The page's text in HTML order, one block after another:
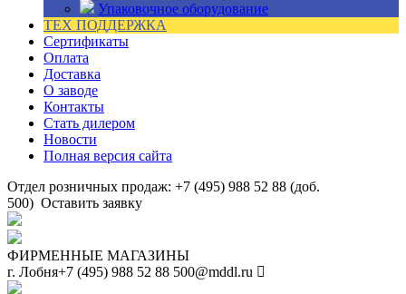
Упаковочное оборудование
ТЕХ ПОДДЕРЖКА
Сертификаты
Оплата
Доставка
О заводе
Контакты
Стать дилером
Новости
Полная версия сайта
Отдел розничных продаж: +7 (495) 988 52 88 (доб.
500) Оставить заявку
ФИРМЕННЫЕ МАГАЗИНЫ
г. Лобня+7 (495) 988 52 88 500@mddl.ru